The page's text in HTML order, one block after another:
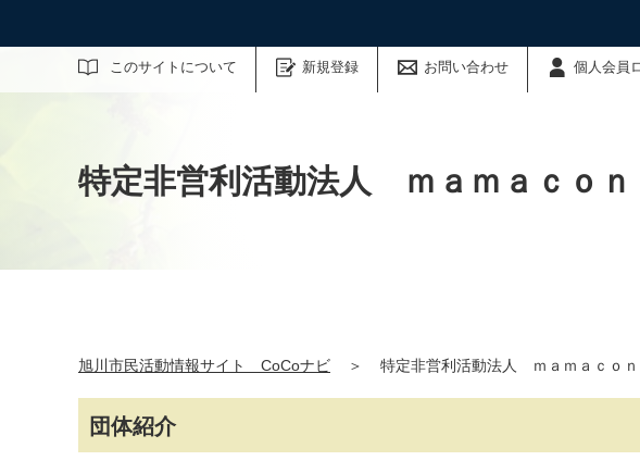
このサイトについて 新規登録 お問い合わせ 個人会員
サイト内検索
特定非営利活動法人 ｍａｍａｃｏ
旭川市民活動情報サイト CoCoナビ ＞ 特定非営利活動法人 ｍａｍａｃｏ
団体紹介